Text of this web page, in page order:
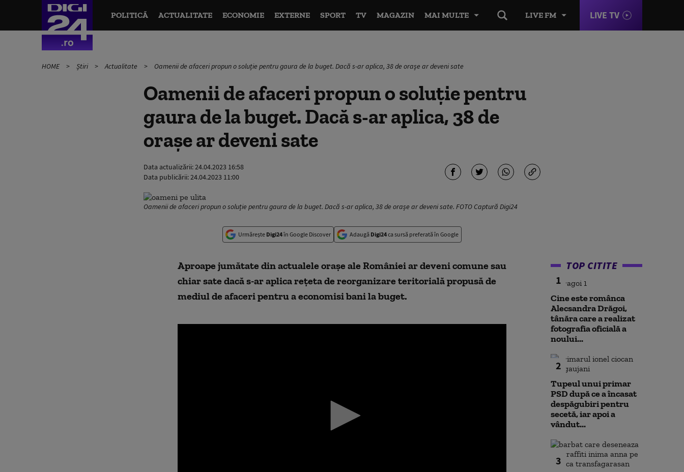
LIVE FM LIVE TV
POLITICĂ ACTUALITATE ECONOMIE EXTERNE SPORT TV MAGAZIN MAI MULTE
HOME Știri Actualitate Oamenii de afaceri propun o soluție pentru gaura de la buget. Dacă s-ar aplica, 38 de orașe ar deveni sate
Oamenii de afaceri propun o soluție pentru
gaura de la buget. Dacă s-ar aplica, 38 de
orașe ar deveni sate
Data actualizării:24.04.2023 16:58
Data publicării:24.04.2023 11:00
Oamenii de afaceri propun o soluție pentru gaura de la buget. Dacă s-ar aplica, 38 de orașe ar deveni sate. FOTO Captură Digi24
Urmărește Digi24în Google Discover Adaugă Digi24ca sursă preferată în Google
Aproape jumătate din actualele orașe ale României ar deveni comune sau
chiar sate dacă s-ar aplica rețeta de reorganizare teritorială propusă de
mediul de afaceri pentru a economisi bani la buget.
TOP CITITE
1
Cine este românca
Alecsandra Drăgoi,
tânăra care a realizat
fotografia oficială a
noului...
2
Tupeul unui primar
PSD după ce a încasat
despăgubiri pentru
secetă, iar apoi a
vândut...
3